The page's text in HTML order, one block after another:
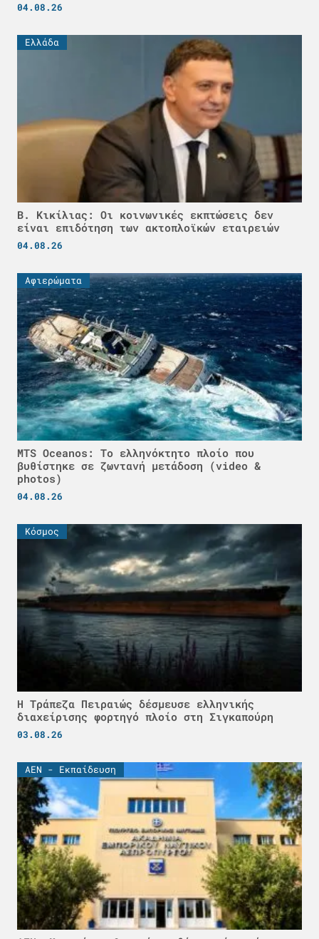
04.08.26
Ελλάδα
Β. Κικίλιας: Οι κοινωνικές εκπτώσεις δεν
είναι επιδότηση των ακτοπλοϊκών εταιρειών
04.08.26
Αφιερώματα
MTS Oceanos: Το ελληνόκτητο πλοίο που
βυθίστηκε σε ζωντανή μετάδοση (video &
photos)
04.08.26
Κόσμος
Η Τράπεζα Πειραιώς δέσμευσε ελληνικής
διαχείρισης φορτηγό πλοίο στη Σιγκαπούρη
03.08.26
ΑΕΝ - Εκπαίδευση